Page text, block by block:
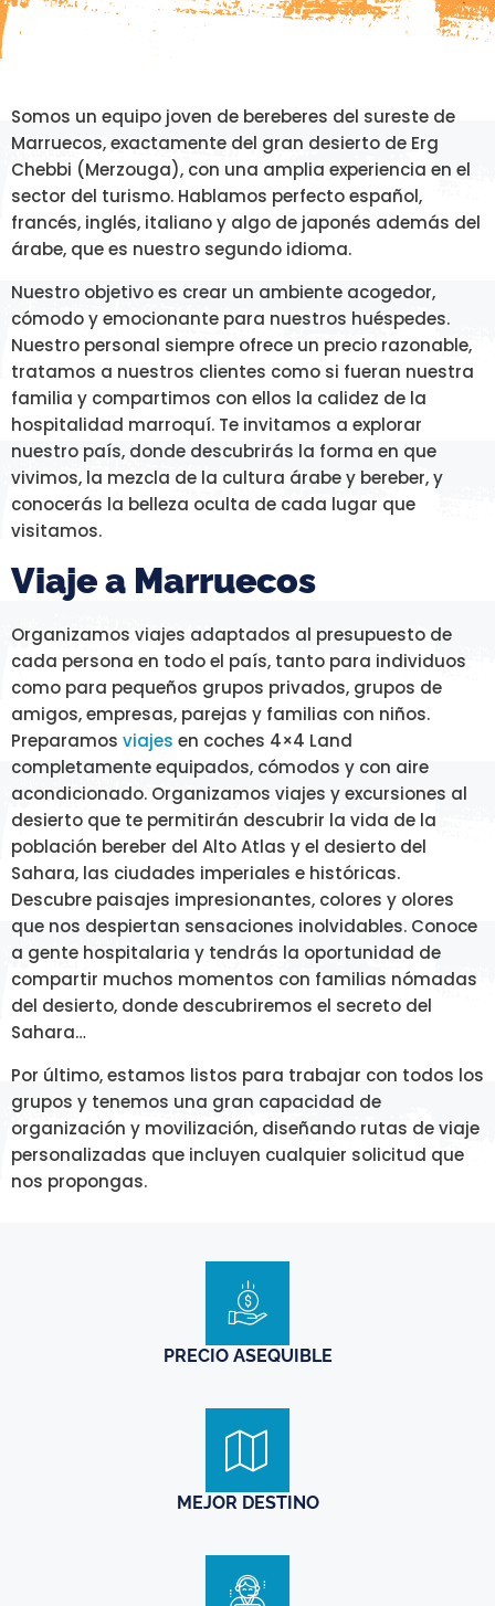
Somos un equipo joven de bereberes del sureste de
Marruecos, exactamente del gran desierto de Erg
Chebbi (Merzouga), con una amplia experiencia en el
sector del turismo. Hablamos perfecto español,
francés, inglés, italiano y algo de japonés además del
árabe, que es nuestro segundo idioma.
Nuestro objetivo es crear un ambiente acogedor,
cómodo y emocionante para nuestros huéspedes.
Nuestro personal siempre ofrece un precio razonable,
tratamos a nuestros clientes como si fueran nuestra
familia y compartimos con ellos la calidez de la
hospitalidad marroquí. Te invitamos a explorar
nuestro país, donde descubrirás la forma en que
vivimos, la mezcla de la cultura árabe y bereber, y
conocerás la belleza oculta de cada lugar que
visitamos.
Viaje a Marruecos
Organizamos viajes adaptados al presupuesto de
cada persona en todo el país, tanto para individuos
como para pequeños grupos privados, grupos de
amigos, empresas, parejas y familias con niños.
Preparamos viajes en coches 4×4 Land
completamente equipados, cómodos y con aire
acondicionado. Organizamos viajes y excursiones al
desierto que te permitirán descubrir la vida de la
población bereber del Alto Atlas y el desierto del
Sahara, las ciudades imperiales e históricas.
Descubre paisajes impresionantes, colores y olores
que nos despiertan sensaciones inolvidables. Conoce
a gente hospitalaria y tendrás la oportunidad de
compartir muchos momentos con familias nómadas
del desierto, donde descubriremos el secreto del
Sahara…
Por último, estamos listos para trabajar con todos los
grupos y tenemos una gran capacidad de
organización y movilización, diseñando rutas de viaje
personalizadas que incluyen cualquier solicitud que
nos propongas.
PRECIO ASEQUIBLE
MEJOR DESTINO